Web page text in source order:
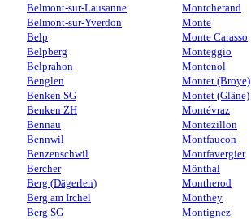
Belmont-sur-Lausanne
Belmont-sur-Yverdon
Belp
Belpberg
Belprahon
Benglen
Benken SG
Benken ZH
Bennau
Bennwil
Benzenschwil
Bercher
Berg (Dägerlen)
Berg am Irchel
Berg SG
Montcherand
Monte
Monte Carasso
Monteggio
Montenol
Montet (Broye)
Montet (Glâne)
Montévraz
Montezillon
Montfaucon
Montfavergier
Mönthal
Montherod
Monthey
Montignez